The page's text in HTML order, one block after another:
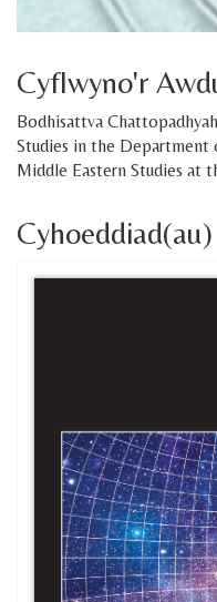
Cyflwyno'r
Bodhisattva
Studies in the Department
Middle Eastern Studies at